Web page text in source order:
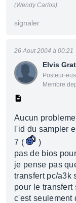
(Wendy Carlos)
signaler
Elvis
Membre
26 Aout 2004 à 00:21
Aucun
l'id du sampler
7 (
)
pas de bios
je pense pas
transfert pc/a3k
pour le transfert
c'est seulement